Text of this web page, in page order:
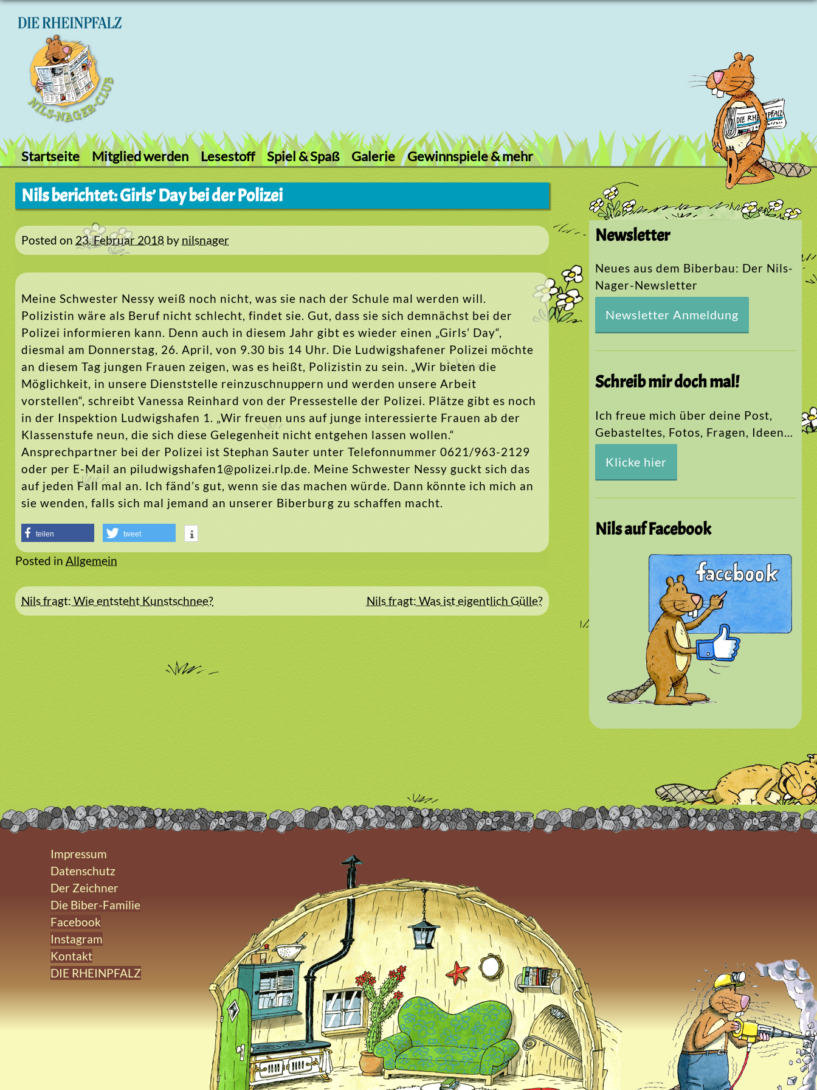
Skip
Startseite Mitglied werden Lesestoff Spiel & Spaß Galerie Gewinnspiele & mehr
Nils berichtet: Girls’ Day bei der Polizei
Posted on 23. Februar 2018 by nilsnager
Meine Schwester Nessy weiß noch nicht, was sie nach der Schule mal werden will.
Polizistin wäre als Beruf nicht schlecht, findet sie. Gut, dass sie sich demnächst bei der
Polizei informieren kann. Denn auch in diesem Jahr gibt es wieder einen „Girls’ Day“,
diesmal am Donnerstag, 26. April, von 9.30 bis 14 Uhr. Die Ludwigshafener Polizei möchte
an diesem Tag jungen Frauen zeigen, was es heißt, Polizistin zu sein. „Wir bieten die
Möglichkeit, in unsere Dienststelle reinzuschnuppern und werden unsere Arbeit
vorstellen“, schreibt Vanessa Reinhard von der Pressestelle der Polizei. Plätze gibt es noch
in der Inspektion Ludwigshafen 1. „Wir freuen uns auf junge interessierte Frauen ab der
Klassenstufe neun, die sich diese Gelegenheit nicht entgehen lassen wollen.“
Ansprechpartner bei der Polizei ist Stephan Sauter unter Telefonnummer 0621/963-2129
oder per E-Mail an piludwigshafen1@polizei.rlp.de. Meine Schwester Nessy guckt sich das
auf jeden Fall mal an. Ich fänd’s gut, wenn sie das machen würde. Dann könnte ich mich an
sie wenden, falls sich mal jemand an unserer Biberburg zu schaffen macht.
teilen tweet
Posted in Allgemein
Beitragsnavigation
Nils fragt: Wie entsteht Kunstschnee? Nils fragt: Was ist eigentlich Gülle?
Newsletter
Neues aus dem Biberbau: Der Nils-
Nager-Newsletter
Newsletter Anmeldung
Schreib mir doch mal!
Ich freue mich über deine Post,
Gebasteltes, Fotos, Fragen, Ideen…
Klicke hier
Nils auf Facebook
Impressum
Datenschutz
Der Zeichner
Die Biber-Familie
Facebook
Instagram
Kontakt
DIE RHEINPFALZ